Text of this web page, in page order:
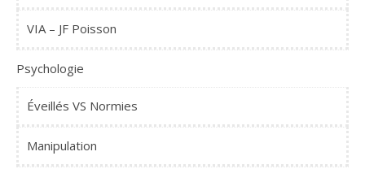
VIA – JF Poisson
Psychologie
Éveillés VS Normies
Manipulation